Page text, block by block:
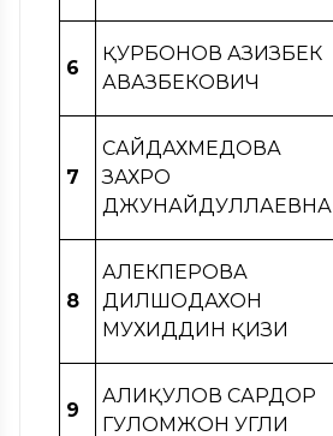
6
ҚУРБОНОВ АЗИЗБЕК
АВАЗБЕКОВИЧ
7
САЙДАХМЕДОВА
ЗАХРО
ДЖУНАЙДУЛЛАЕВНА
8
АЛЕКПЕРОВА
ДИЛШОДАХОН
МУХИДДИН ҚИЗИ
9
АЛИҚУЛОВ САРДОР
ГУЛОМЖОН УГЛИ